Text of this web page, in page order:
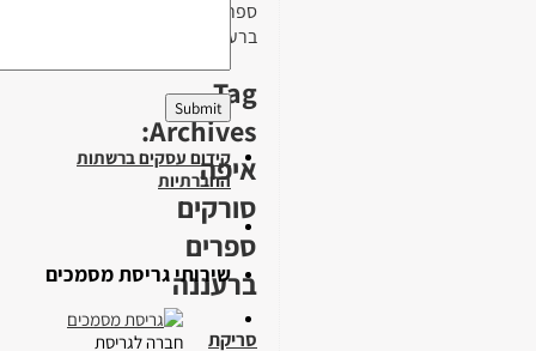
ספרים
ברעננה
Tag
Archives:
איפה
סורקים
ספרים
ברעננה
סריקת
קידום עסקים ברשתות
החברתיות
שירותי גריסת מסמכים
חברה לגריסת